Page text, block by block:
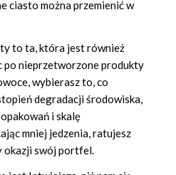
ciasto można przemienić w
to ta, która jest również
po nieprzetworzone produkty
wybierasz to, co
degradacji środowiska,
i skalę
mniej jedzenia, ratujesz
okazji swój portfel.